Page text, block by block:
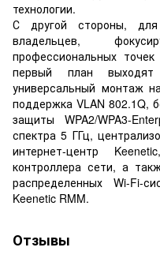
технологии.
С другой стороны, для
владельцев,
профессиональных
первый план
универсальный монтаж
поддержка VLAN 802.1Q,
защиты WPA2/WPA3-
спектра 5 ГГц,
интернет-центр
контроллера сети, а
распределенных Wi-Fi-
Keenetic RMM.
Отзывы